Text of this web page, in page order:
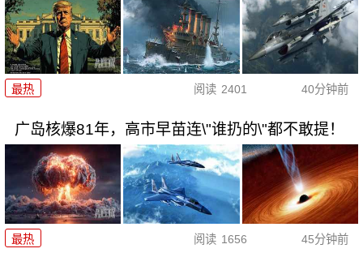
最热 阅读 2401 40分钟前
广岛核爆81年，高市早苗连\"谁扔的\"都不敢提！
最热 阅读 1656 45分钟前